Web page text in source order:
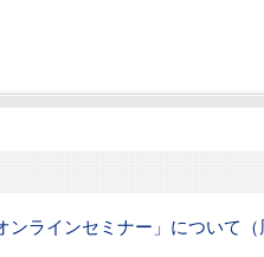
ラインセミナー」について（